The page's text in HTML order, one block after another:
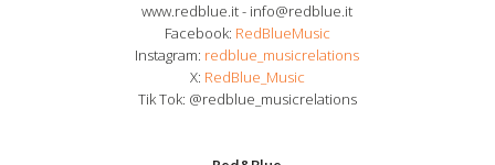
www.redblue.it - info@redblue.it
Facebook: RedBlueMusic
Instagram: redblue_musicrelations
X: RedBlue_Music
Tik Tok: @redblue_musicrelations